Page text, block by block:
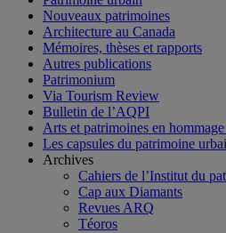
Nouveaux patrimoines
Architecture au Canada
Mémoires, thèses et rapports
Autres publications
Patrimonium
Via Tourism Review
Bulletin de l’AQPI
Arts et patrimoines en
Les capsules du patrimoine
Archives
Cahiers de l’Institut du
Cap aux Diamants
Revues ARQ
Téoros